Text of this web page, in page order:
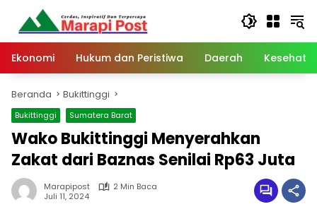
Langsung
konten
Ekonomi
Hukum dan Peristiwa Daerah
Beranda Bukittinggi
Bukittinggi Sumatera Barat
Wako Bukittinggi Menyerahkan
Zakat dari Baznas Senilai Rp63 Juta
Marapipost
2 Min Baca
Juli 11, 2024